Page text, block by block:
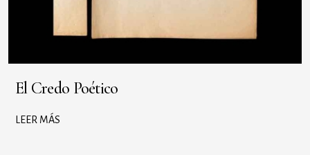
El Credo Poético
LEER MÁS